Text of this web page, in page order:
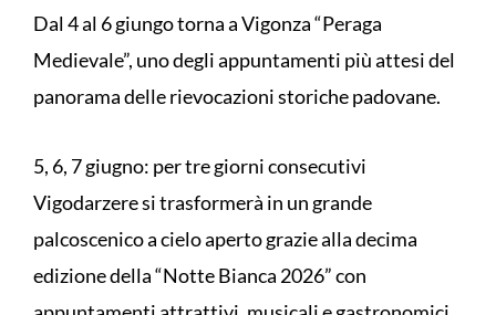
Dal 4 al 6 giungo torna a Vigonza “Peraga
Medievale”, uno degli appuntamenti più attesi del
panorama delle rievocazioni storiche padovane.
5, 6, 7 giugno: per tre giorni consecutivi
Vigodarzere si trasformerà in un grande
palcoscenico a cielo aperto grazie alla decima
edizione della “Notte Bianca 2026” con